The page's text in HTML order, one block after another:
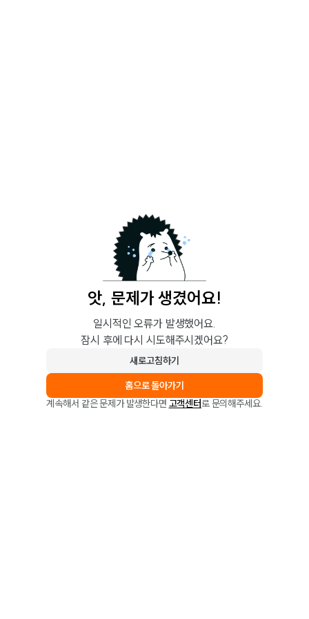
앗, 문제가 생겼어요!
일시적인 오류가 발생했어요.
잠시 후에 다시 시도해주시겠어요?
새로고침하기
홈으로 돌아가기
계속해서 같은 문제가 발생한다면 고객센터로 문의해주세요.